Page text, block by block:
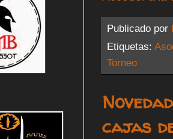
Publicado por
Etiquetas:
Torneo
cajas